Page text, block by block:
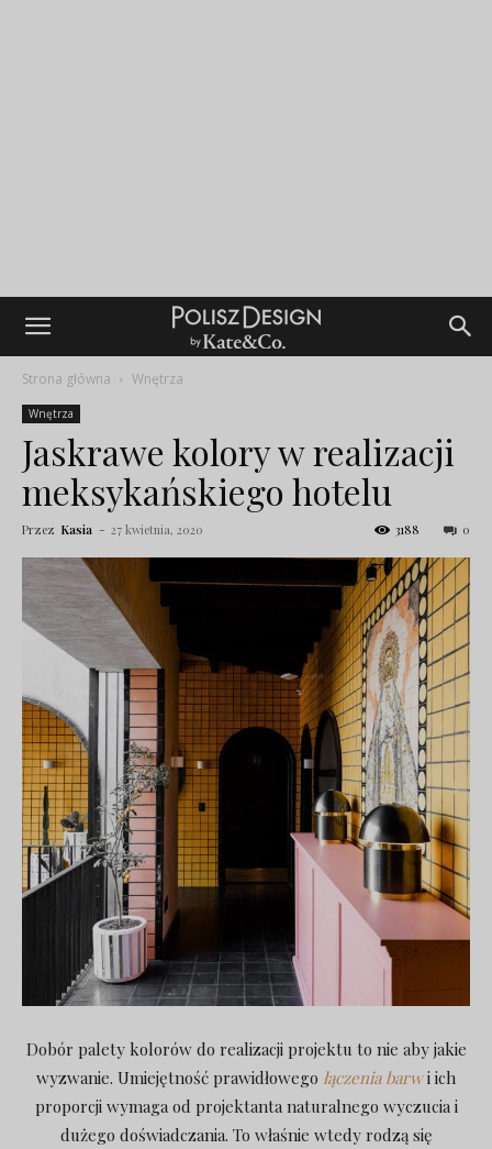
Strona główna Wnętrza
Wnętrza
Jaskrawe kolory w realizacji
meksykańskiego hotelu
Przez Kasia - 27 kwietnia, 2020 0
3188
Dobór palety kolorów do realizacji projektu to nie aby jakie
wyzwanie. Umiejętność prawidłowego łączenia barwi ich
proporcji wymaga od projektanta naturalnego wyczucia i
dużego doświadczania. To właśnie wtedy rodzą się